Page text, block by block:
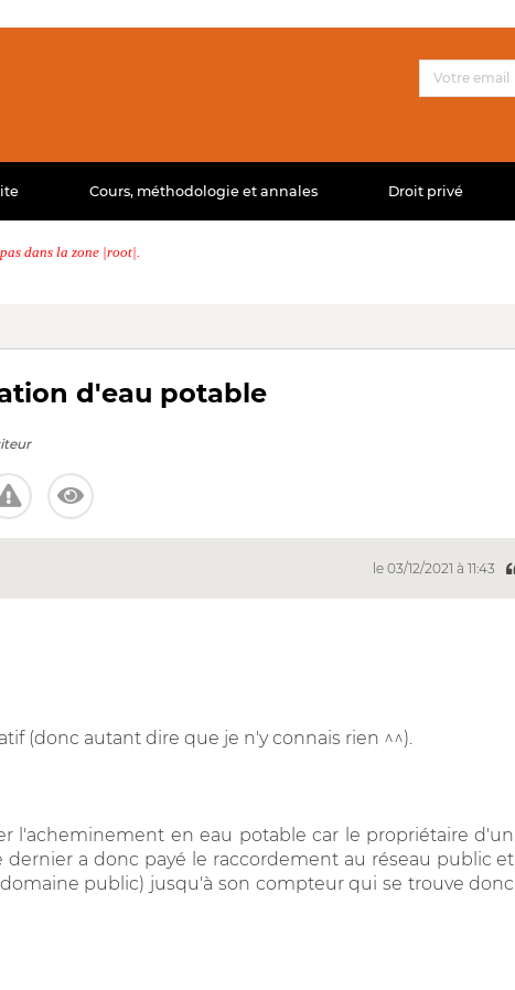
Cours, méthodologie et annales Droit privé
dans la zone |root|.
d'eau potable
le 03/12/2021 à 11:43
(donc autant dire que je n'y connais rien ^^).
l'acheminement en eau potable car le propriétaire d'un
dernier a donc payé le raccordement au réseau public et
public) jusqu'à son compteur qui se trouve donc